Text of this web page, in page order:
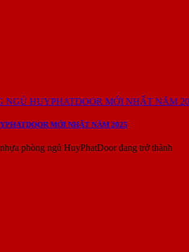
MỚI NHẤT NĂM 2025
phòng ngủ HuyPhatDoor đang trở thành